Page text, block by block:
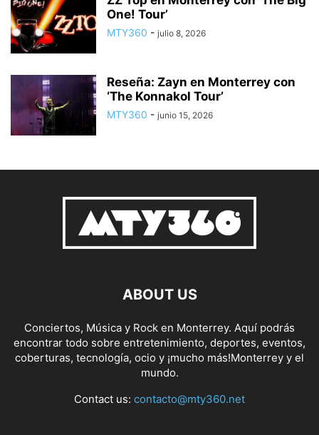
One! Tour’
MTY360 - julio 8, 2026
Reseña: Zayn en Monterrey con
‘The Konnakol Tour’
MTY360 - junio 15, 2026
ABOUT US
Conciertos, Música y Rock en Monterrey. Aquí podrás
encontrar todo sobre entretenimiento, deportes, eventos,
coberturas, tecnología, ocio y ¡mucho más!Monterrey y el
mundo.
Contact us: contacto@mty360.net